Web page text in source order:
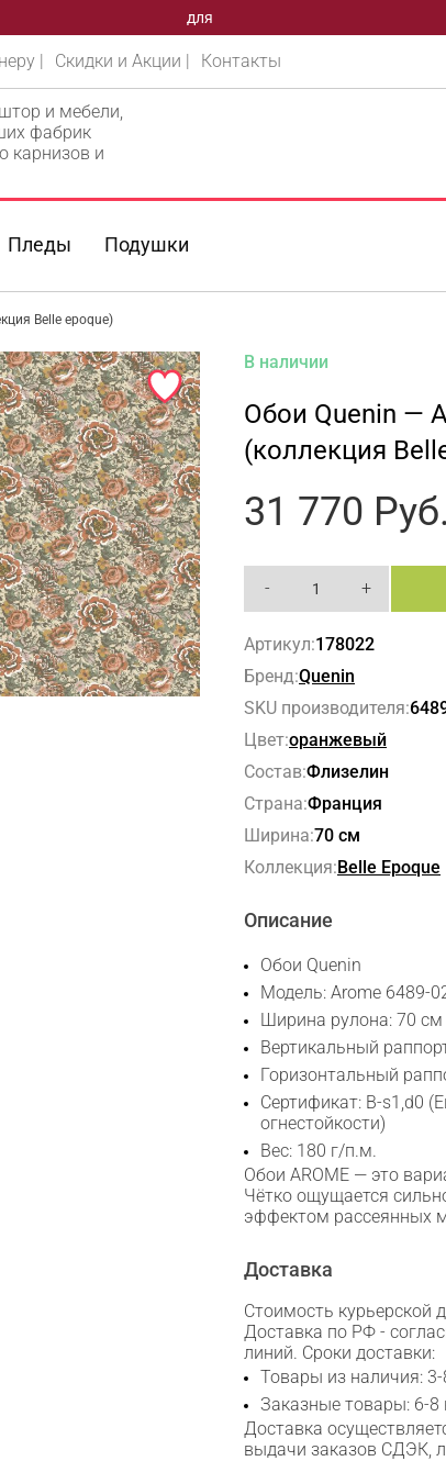
для
| Скидки и Акции | Контакты
и мебели,
фабрик
карнизов и
Пледы Подушки
Belle epoque)
В наличии
Обои Quenin —
(коллекция
31 770 Руб.
- +
Артикул:178022
Бренд:Quenin
SKU производителя:
Цвет:оранжевый
Состав:Флизелин
Страна:Франция
Ширина:70 см
Коллекция:Belle Epoque
Описание
Обои Quenin
Модель: Arome 6489-
Ширина рулона: 70 см
Вертикальный
Горизонтальный
Сертификат: B-s1,d0
огнестойкости)
Вес: 180 г/п.м.
Обои AROME — это
Чётко ощущается
эффектом рассеянных
Доставка
Стоимость курьерской
Доставка по РФ -
линий. Сроки доставки:
Товары из наличия:
Заказные товары: 6-8
Доставка
выдачи заказов СДЭК,